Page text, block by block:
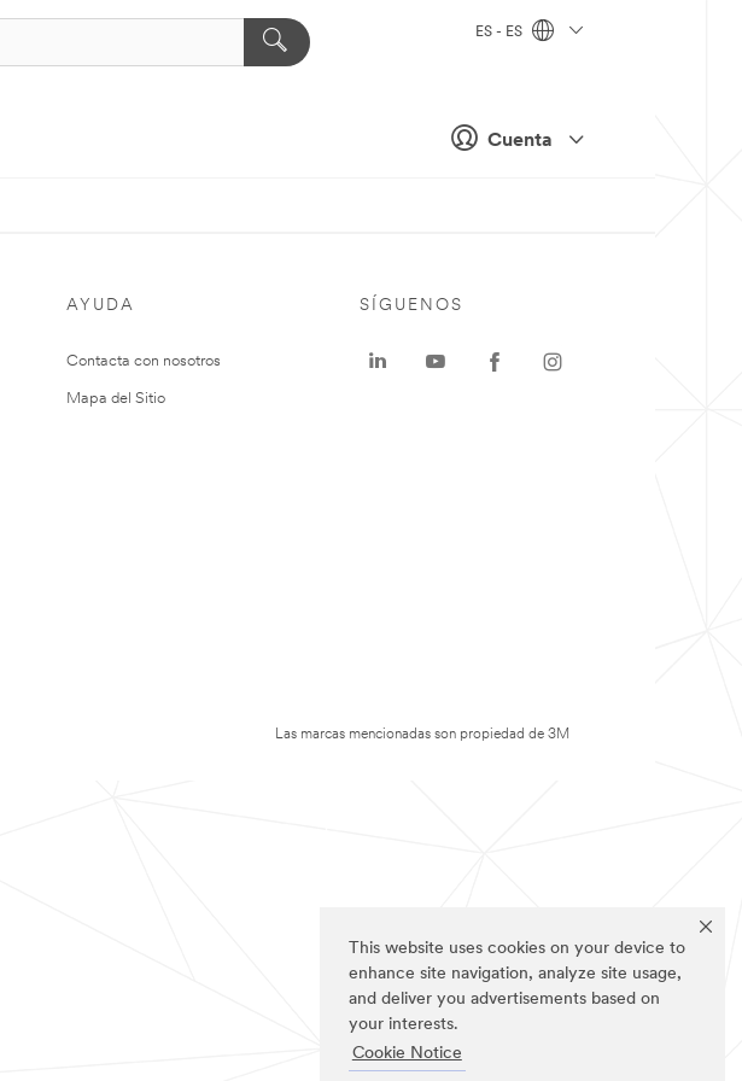
This website uses cookies on your device to
enhance site navigation, analyze site usage,
and deliver you advertisements based on
your interests.
Cookie Notice
Cuenta
ES - ES
AYUDA
Contacta con nosotros
Mapa del Sitio
SÍGUENOS
Las marcas mencionadas son propiedad de 3M